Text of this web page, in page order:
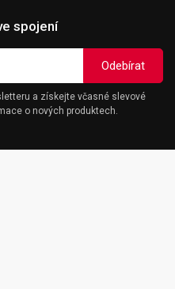
spojení
a získejte včasné slevové
o nových produktech.